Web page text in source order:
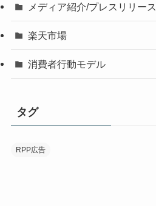
メディア紹介/プレスリリース
楽天市場
消費者行動モデル
タグ
RPP広告